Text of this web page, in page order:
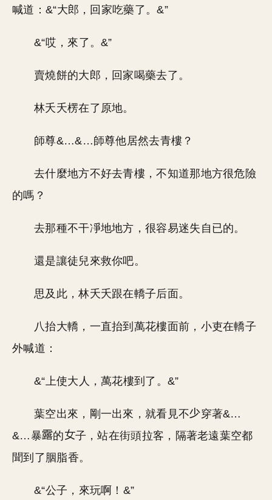
喊道：&“大郎，回家吃藥了。&”
&“哎，來了。&”
賣燒餅的大郎，回家喝藥去了。
林夭夭楞在了原地。
師尊&…&…師尊他居然去青樓？
去什麼地方不好去青樓，不知道那地方很危險
的嗎？
去那種不干凈地地方，很容易迷失自已的。
還是讓徒兒來救你吧。
思及此，林夭夭跟在轎子后面。
八抬大轎，一直抬到萬花樓面前，小吏在轎子
外喊道：
&“上使大人，萬花樓到了。&”
葉空出來，剛一出來，就看見不
穿著&…
&…暴
的
子，站在街頭拉客，隔著老遠葉空都
聞到了胭脂香。
&“公子，來玩啊！&”